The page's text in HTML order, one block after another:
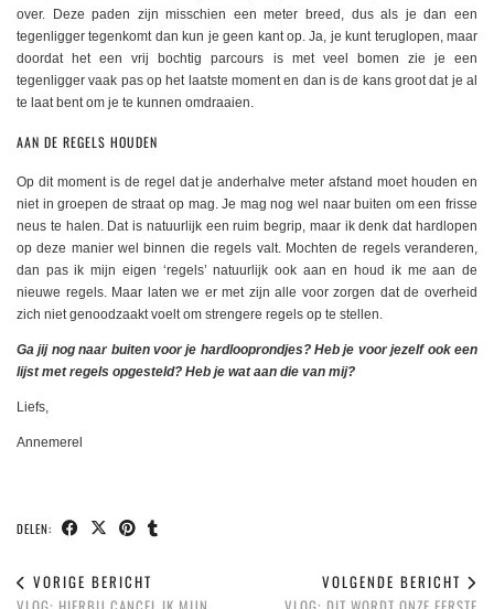
over. Deze paden zijn misschien een meter breed, dus als je dan een
tegenligger tegenkomt dan kun je geen kant op. Ja, je kunt teruglopen, maar
doordat het een vrij bochtig parcours is met veel bomen zie je een
tegenligger vaak pas op het laatste moment en dan is de kans groot dat je al
te laat bent om je te kunnen omdraaien.
AAN DE REGELS HOUDEN
Op dit moment is de regel dat je anderhalve meter afstand moet houden en
niet in groepen de straat op mag. Je mag nog wel naar buiten om een frisse
neus te halen. Dat is natuurlijk een ruim begrip, maar ik denk dat hardlopen
op deze manier wel binnen die regels valt. Mochten de regels veranderen,
dan pas ik mijn eigen ‘regels’ natuurlijk ook aan en houd ik me aan de
nieuwe regels. Maar laten we er met zijn alle voor zorgen dat de overheid
zich niet genoodzaakt voelt om strengere regels op te stellen.
Ga jij nog naar buiten voor je hardlooprondjes? Heb je voor jezelf ook een
lijst met regels opgesteld? Heb je wat aan die van mij?
Liefs,
Annemerel
DELEN:
VORIGE BERICHT
VOLGENDE BERICHT